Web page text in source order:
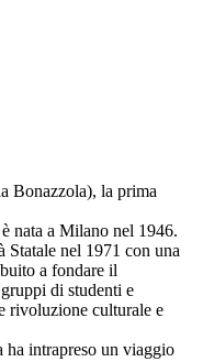
Bonazzola), la prima
nata a Milano nel 1946.
nel 1971 con una
a fondare il
di studenti e
rivoluzione culturale e
intrapreso un viaggio